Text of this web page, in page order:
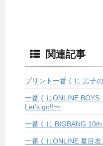
関連記事
プリント一番くじ 黒子
一番くじONLINE
Let’s go!!〜
一番くじ BIGBANG
一番くじONLINE 夏目